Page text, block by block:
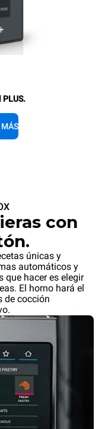
MÁS
con
únicas y
automáticos y
que hacer es elegir
El horno hará el
de cocción